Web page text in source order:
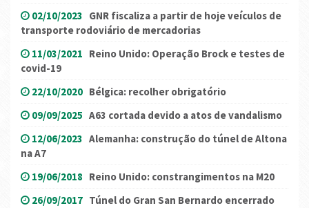
02/10/2023 GNR fiscaliza a partir de hoje veículos de
transporte rodoviário de mercadorias
11/03/2021 Reino Unido: Operação Brock e testes de
covid-19
22/10/2020 Bélgica: recolher obrigatório
09/09/2025 A63 cortada devido a atos de vandalismo
12/06/2023 Alemanha: construção do túnel de Altona
na A7
19/06/2018 Reino Unido: constrangimentos na M20
26/09/2017 Túnel do Gran San Bernardo encerrado